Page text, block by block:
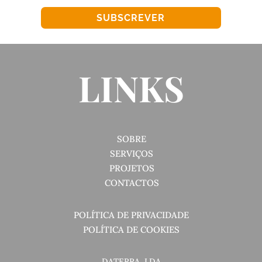
SUBSCREVER
LINKS
SOBRE
SERVIÇOS
PROJETOS
CONTACTOS
POLÍTICA DE PRIVACIDADE
POLÍTICA DE COOKIES